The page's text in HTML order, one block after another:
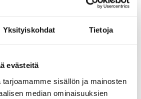
Yksityiskohdat Tietoja
evästeitä
sisällön ja mainosten
median ominaisuuksien
harvinainen